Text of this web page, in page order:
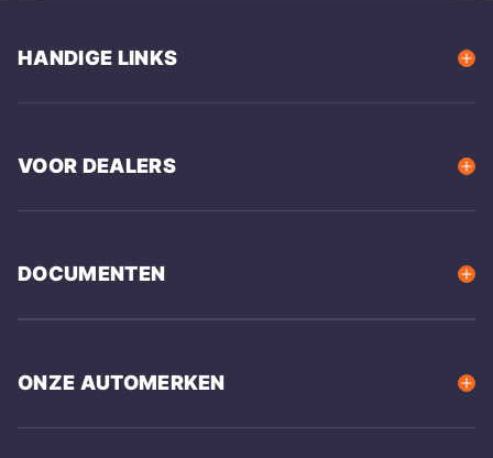
HANDIGE LINKS
VOOR DEALERS
DOCUMENTEN
ONZE AUTOMERKEN